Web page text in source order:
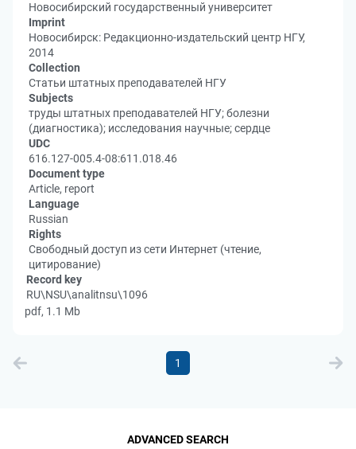
Новосибирский государственный университет
Imprint
Новосибирск: Редакционно-издательский центр НГУ,
2014
Collection
Статьи штатных преподавателей НГУ
Subjects
труды штатных преподавателей НГУ; болезни
(диагностика); исследования научные; сердце
UDC
616.127-005.4-08:611.018.46
Document type
Article, report
Language
Russian
Rights
Свободный доступ из сети Интернет (чтение,
цитирование)
Record key
RU\NSU\analitnsu\1096
pdf, 1.1 Mb
1
ADVANCED SEARCH